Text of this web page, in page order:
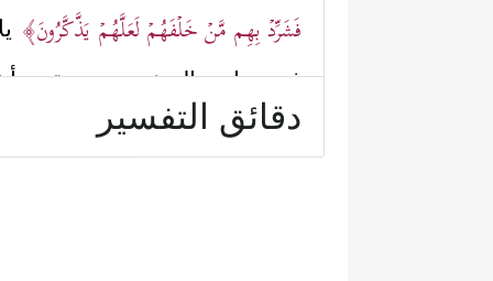
فَشَرِّدۡ بِهِم مَّنۡ خَلۡفَهُمۡ لَعَلَّهُمۡ یَذَّكَّرُونَ﴾
فهم بهاتين الصفتين يستحقون
ثانيًا: حكم العدوِّ المعاهد
دقائق التفسير